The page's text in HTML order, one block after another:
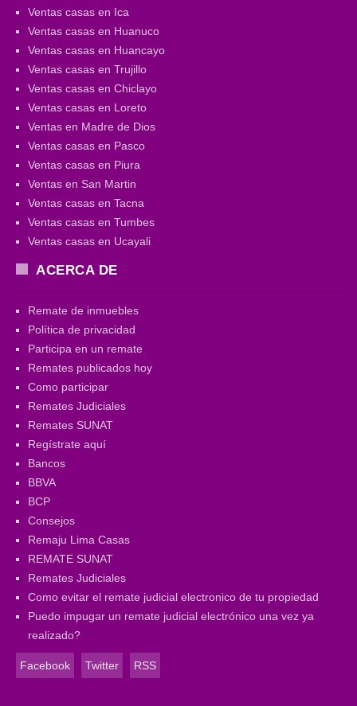
Ventas casas en Ica
Ventas casas en Huanuco
Ventas casas en Huancayo
Ventas casas en Trujillo
Ventas casas en Chiclayo
Ventas casas en Loreto
Ventas en Madre de Dios
Ventas casas en Pasco
Ventas casas en Piura
Ventas en San Martin
Ventas casas en Tacna
Ventas casas en Tumbes
Ventas casas en Ucayali
ACERCA DE
Remate de inmuebles
Política de privacidad
Participa en un remate
Remates publicados hoy
Como participar
Remates Judiciales
Remates SUNAT
Regístrate aquí
Bancos
BBVA
BCP
Consejos
Remaju Lima Casas
REMATE SUNAT
Remates Judiciales
Como evitar el remate judicial electronico de tu propiedad
Puedo impugar un remate judicial electrónico una vez ya
realizado?
Facebook Twitter RSS